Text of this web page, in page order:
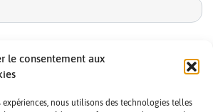
le consentement aux
nous utilisons des technologies telles